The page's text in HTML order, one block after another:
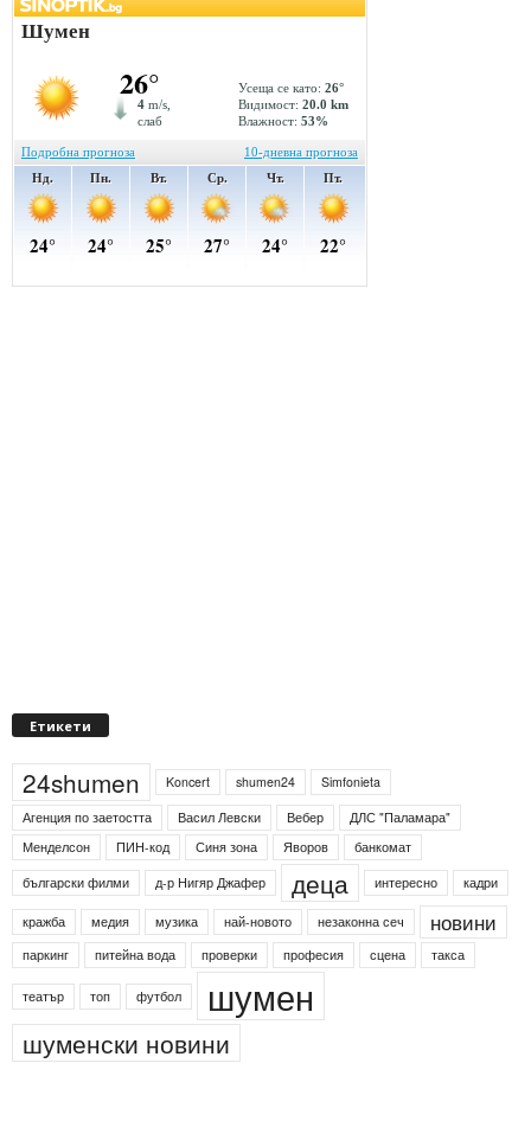
Етикети
24shumen Koncert shumen24
Simfonieta
Агенция по заетостта
Васил Левски Вебер
ДЛС "Паламара"
Менделсон
ПИН-код Синя зона Яворов
банкомат
български филми
д-р Нигяр Джафер деца интересно кадри
кражба медия музика най-новото незаконна сеч новини
паркинг питейна вода проверки професия сцена такса
театър топ футбол шумен
шуменски новини